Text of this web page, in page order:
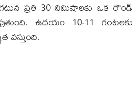
ప్రతి 30 నిమిషాలకు ఒక రౌండ్
ఉదయం 10-11 గంటలకు
వస్తుంది.